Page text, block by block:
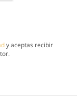
y aceptas recibir